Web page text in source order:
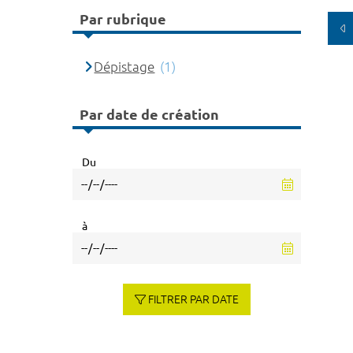
Par rubrique
Dépistage (1)
Par date de création
Du
à
FILTRER PAR DATE